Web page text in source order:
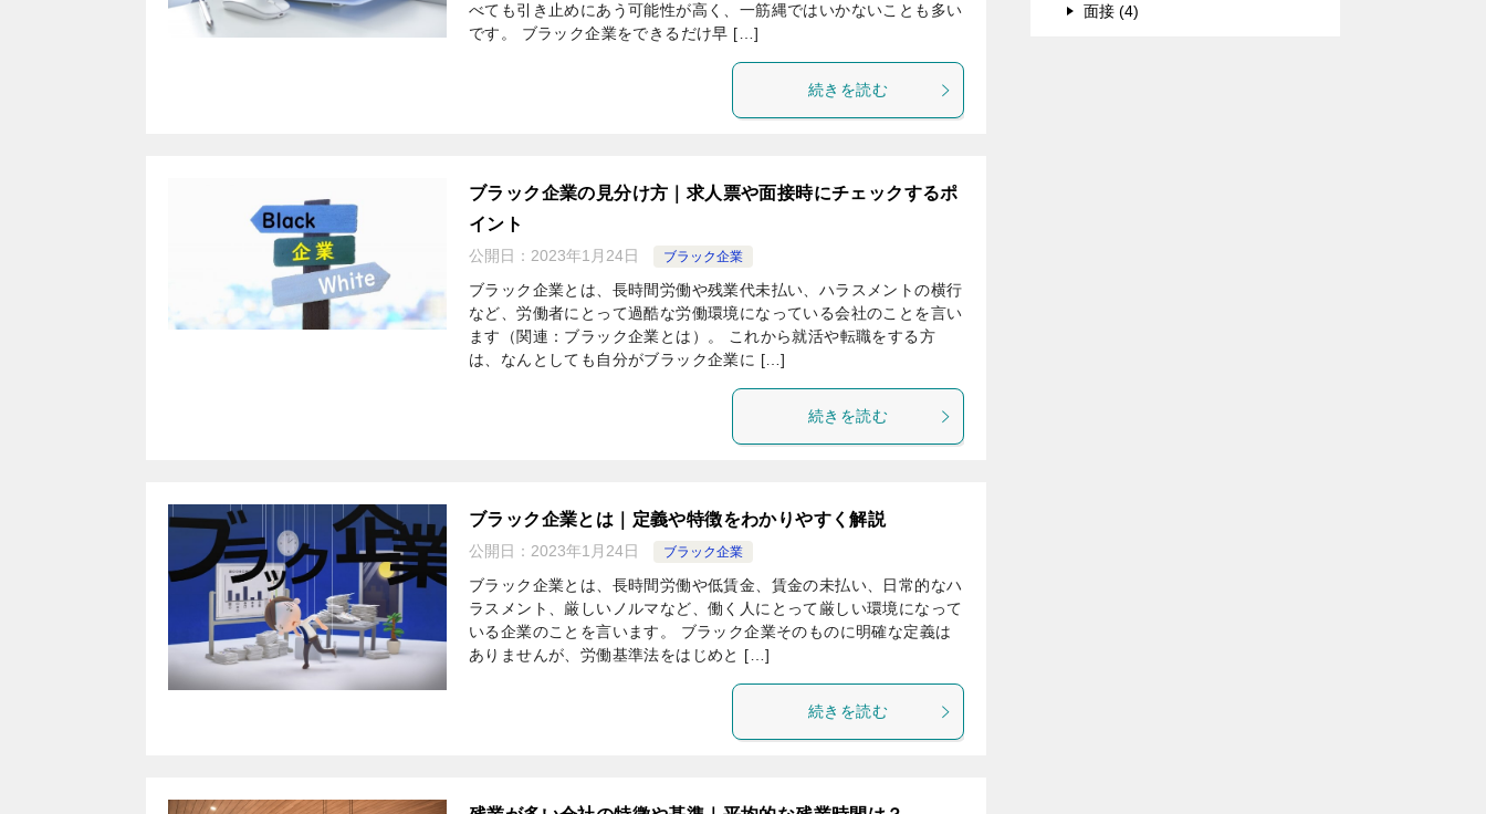
べても引き止めにあう可能性が高く、一筋縄ではいかないことも多い
です。 ブラック企業をできるだけ早 […]
続きを読む
ブラック企業の見分け方｜求人票や面接時にチェックするポ
イント
公開日： 2023年1月24日 ブラック企業
ブラック企業とは、長時間労働や残業代未払い、ハラスメントの横行
など、労働者にとって過酷な労働環境になっている会社のことを言い
ます（関連：ブラック企業とは）。 これから就活や転職をする方
は、なんとしても自分がブラック企業に […]
続きを読む
ブラック企業とは｜定義や特徴をわかりやすく解説
公開日： 2023年1月24日 ブラック企業
ブラック企業とは、長時間労働や低賃金、賃金の未払い、日常的なハ
ラスメント、厳しいノルマなど、働く人にとって厳しい環境になって
いる企業のことを言います。 ブラック企業そのものに明確な定義は
ありませんが、労働基準法をはじめと […]
続きを読む
面接 (4)